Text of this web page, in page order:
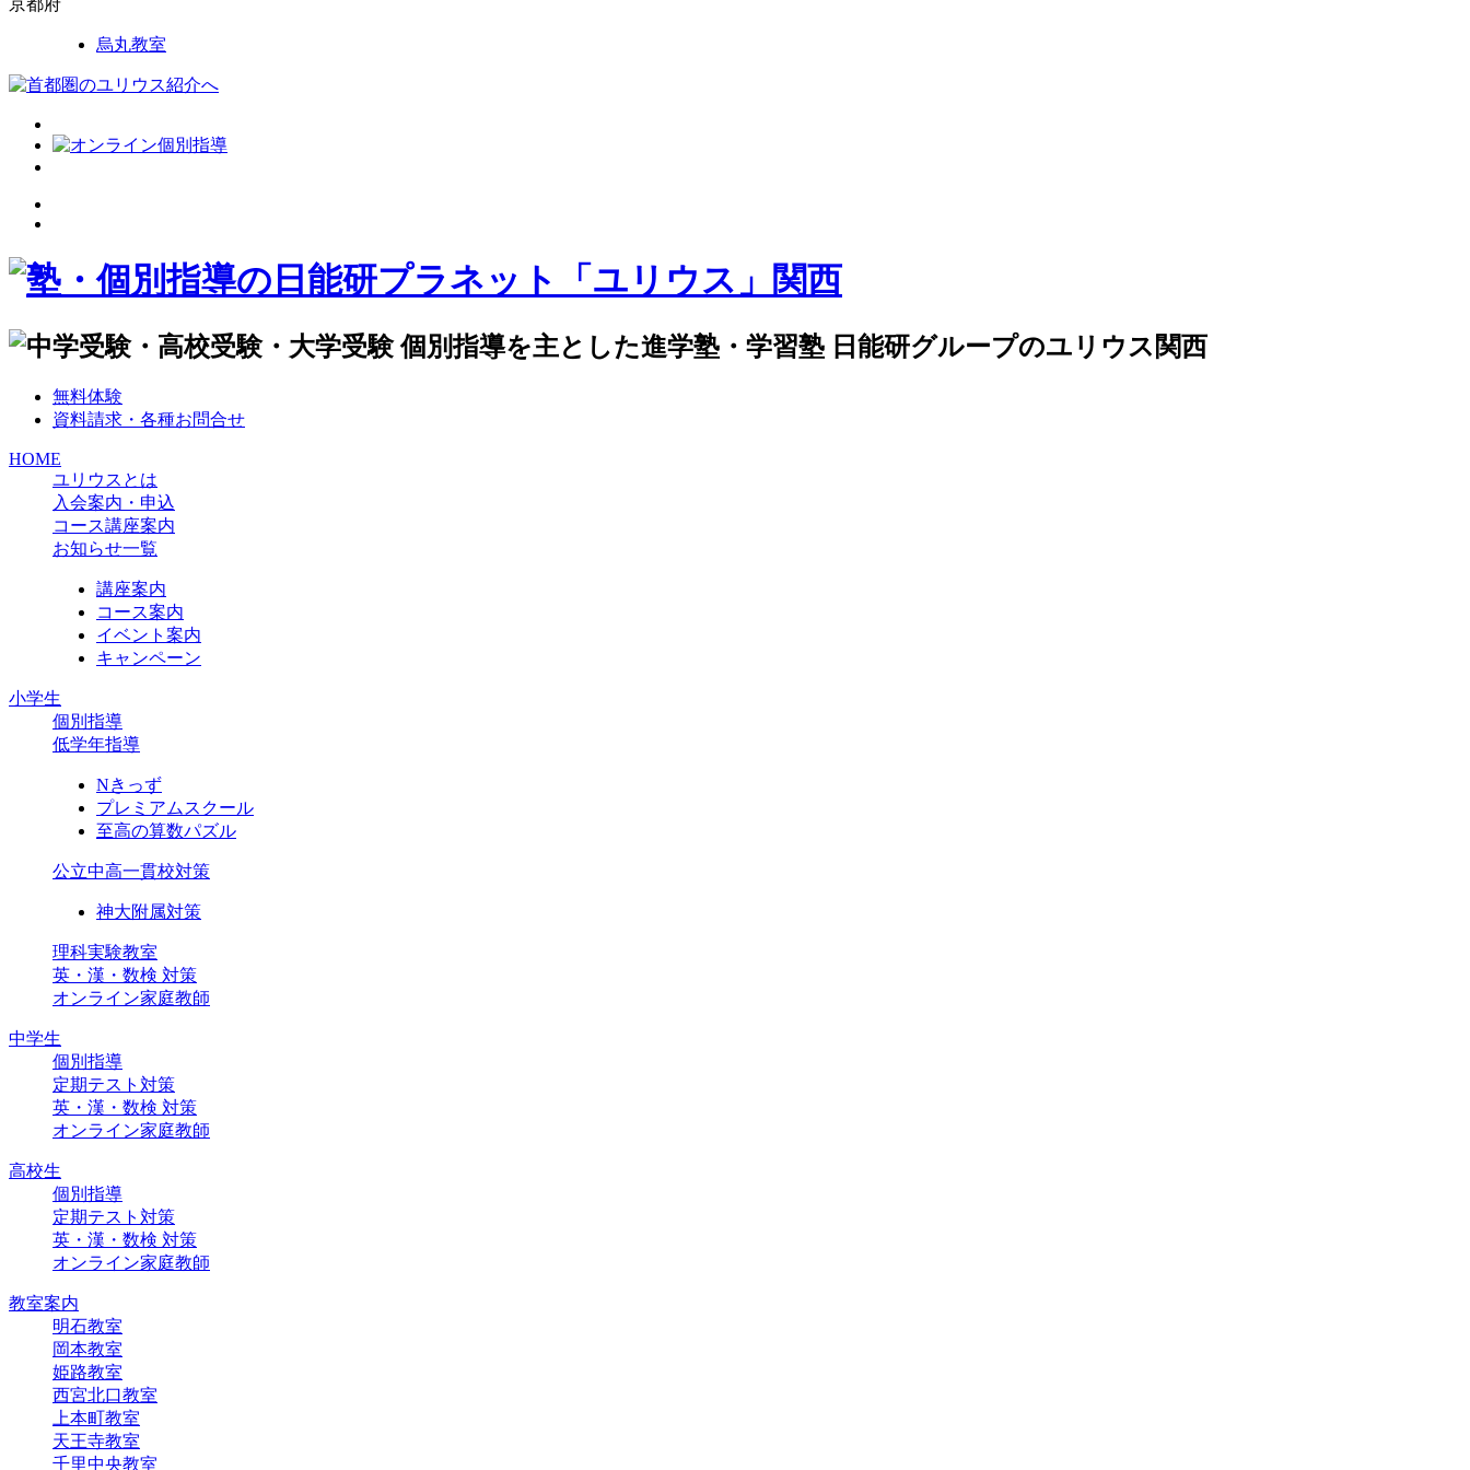
京都府
烏丸教室
無料体験
資料請求・各種お問合せ
HOME
ユリウスとは
入会案内・申込
コース講座案内
お知らせ一覧
講座案内
コース案内
イベント案内
キャンペーン
小学生
個別指導
低学年指導
Nきっず
プレミアムスクール
至高の算数パズル
公立中高一貫校対策
神大附属対策
理科実験教室
英・漢・数検 対策
オンライン家庭教師
中学生
個別指導
定期テスト対策
英・漢・数検 対策
オンライン家庭教師
高校生
個別指導
定期テスト対策
英・漢・数検 対策
オンライン家庭教師
教室案内
明石教室
岡本教室
姫路教室
西宮北口教室
上本町教室
天王寺教室
千里中央教室